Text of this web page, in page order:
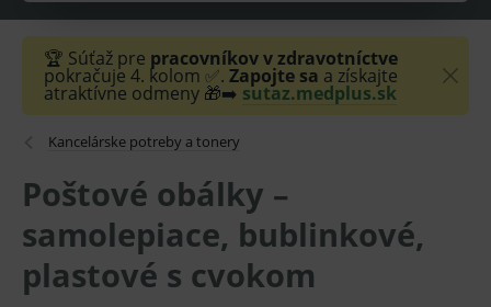
🏆 Súťaž pre pracovníkov v zdravotníctve
pokračuje 4. kolom ✅. Zapojte sa a získajte
atraktívne odmeny 🎁➡️ sutaz.medplus.sk
Kancelárske potreby a tonery
Poštové obálky –
samolepiace, bublinkové,
plastové s cvokom